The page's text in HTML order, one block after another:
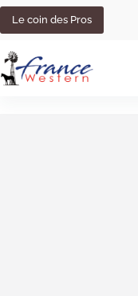
Le coin des Pros